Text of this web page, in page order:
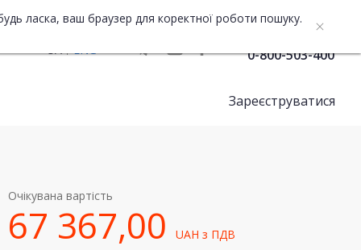
ласка, ваш браузер для коректної роботи пошуку.
UA ENG 0-800-503-400
Зареєструватися
Очікувана вартість
67 367,00UAHз ПДВ